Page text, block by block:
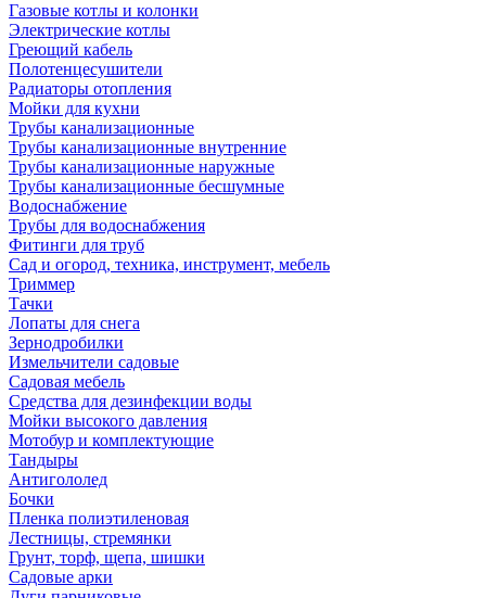
Газовые котлы и колонки
Электрические котлы
Греющий кабель
Полотенцесушители
Радиаторы отопления
Мойки для кухни
Трубы канализационные
Трубы канализационные внутренние
Трубы канализационные наружные
Трубы канализационные бесшумные
Водоснабжение
Трубы для водоснабжения
Фитинги для труб
Сад и огород, техника, инструмент, мебель
Триммер
Тачки
Лопаты для снега
Зернодробилки
Измельчители садовые
Садовая мебель
Средства для дезинфекции воды
Мойки высокого давления
Мотобур и комплектующие
Тандыры
Антигололед
Бочки
Пленка полиэтиленовая
Лестницы, стремянки
Грунт, торф, щепа, шишки
Садовые арки